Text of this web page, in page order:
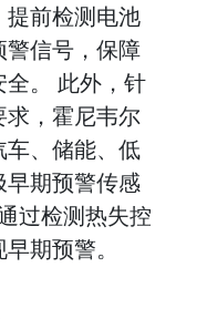
前检测电池
信号，保障
。 此外，针
，霍尼韦尔
、储能、低
期预警传感
过检测热失控
期预警。